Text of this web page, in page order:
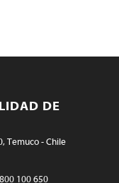
DE
Temuco - Chile
100 650